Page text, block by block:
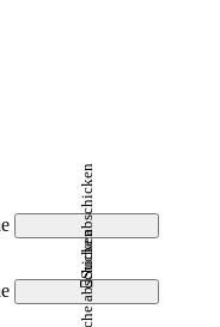
Suche abschicken
Suche abschicken